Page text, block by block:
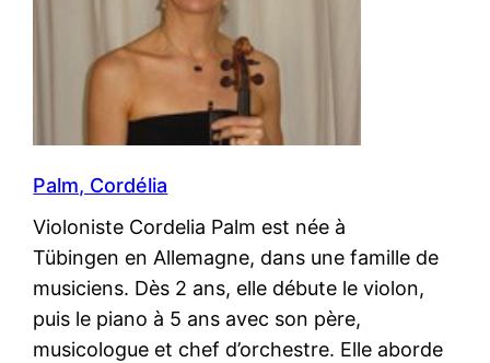
Palm, Cordélia
Violoniste Cordelia Palm est née à
Tübingen en Allemagne, dans une famille de
musiciens. Dès 2 ans, elle débute le violon,
puis le piano à 5 ans avec son père,
musicologue et chef d’orchestre. Elle aborde